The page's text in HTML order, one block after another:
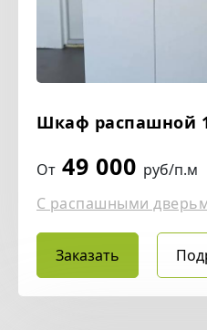
Шкаф распашной
От 49 000 руб/п.м
С распашными
Заказать